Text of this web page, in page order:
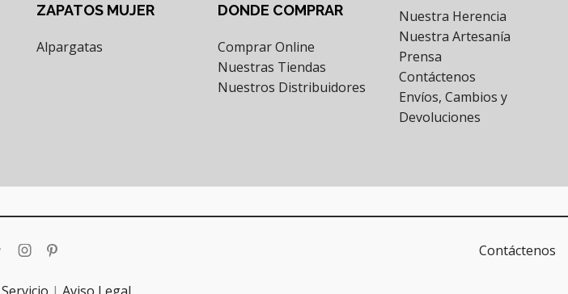
ZAPATOS MUJER
Alpargatas
DONDE COMPRAR
Comprar Online
Nuestras Tiendas
Nuestros Distribuidores
Nuestra Herencia
Nuestra Artesanía
Prensa
Contáctenos
Envíos, Cambios y
Devoluciones
Instagram
Pinterest Contáctenos